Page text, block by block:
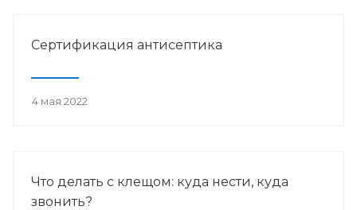
Сертификация антисептика
4 мая 2022
Что делать с клещом: куда нести, куда
звонить?